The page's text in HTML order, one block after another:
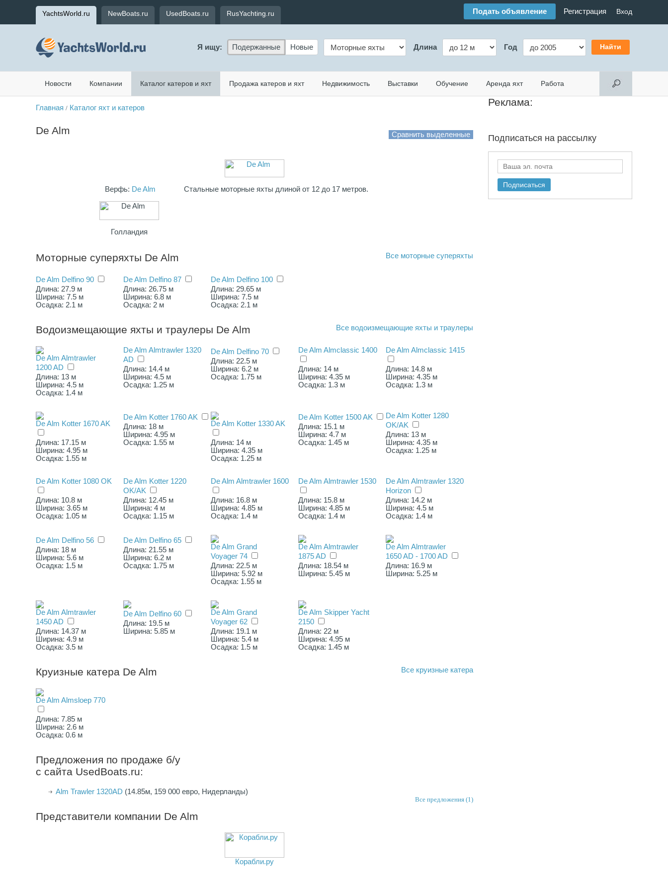
YachtsWorld.ru NewBoats.ru UsedBoats.ru RusYachting.ru Подать объявление Регистрация Вход
Я ищу: Подержанные Новые Длина Год
Новости Компании Каталог катеров и яхт Продажа катеров и яхт Недвижимость Выставки Обучение Аренда яхт Работа
Главная / Каталог яхт и катеров
De Alm
Верфь: De Alm
Голландия
Стальные моторные яхты длиной от 12 до 17 метров.
Моторные суперяхты De Alm Все моторные суперяхты
De Alm Delfino 90
Длина: 27.9 м
Ширина: 7.5 м
Осадка: 2.1 м
De Alm Delfino 87
Длина: 26.75 м
Ширина: 6.8 м
Осадка: 2 м
De Alm Delfino 100
Длина: 29.65 м
Ширина: 7.5 м
Осадка: 2.1 м
Водоизмещающие яхты и траулеры De Alm Все водоизмещающие яхты и траулеры
De Alm Almtrawler
1200 AD
Длина: 13 м
Ширина: 4.5 м
Осадка: 1.4 м
De Alm Almtrawler 1320
AD
Длина: 14.4 м
Ширина: 4.5 м
Осадка: 1.25 м
De Alm Delfino 70
Длина: 22.5 м
Ширина: 6.2 м
Осадка: 1.75 м
De Alm Almclassic 1400
Длина: 14 м
Ширина: 4.35 м
Осадка: 1.3 м
De Alm Almclassic 1415
Длина: 14.8 м
Ширина: 4.35 м
Осадка: 1.3 м
De Alm Kotter 1670 AK
Длина: 17.15 м
Ширина: 4.95 м
Осадка: 1.55 м
De Alm Kotter 1760 AK
Длина: 18 м
Ширина: 4.95 м
Осадка: 1.55 м
De Alm Kotter 1330 AK
Длина: 14 м
Ширина: 4.35 м
Осадка: 1.25 м
De Alm Kotter 1500 AK
Длина: 15.1 м
Ширина: 4.7 м
Осадка: 1.45 м
De Alm Kotter 1280
OK/AK
Длина: 13 м
Ширина: 4.35 м
Осадка: 1.25 м
De Alm Kotter 1080 OK
Длина: 10.8 м
Ширина: 3.65 м
Осадка: 1.05 м
De Alm Kotter 1220
OK/AK
Длина: 12.45 м
Ширина: 4 м
Осадка: 1.15 м
De Alm Almtrawler 1600
Длина: 16.8 м
Ширина: 4.85 м
Осадка: 1.4 м
De Alm Almtrawler 1530
Длина: 15.8 м
Ширина: 4.85 м
Осадка: 1.4 м
De Alm Almtrawler 1320
Horizon
Длина: 14.2 м
Ширина: 4.5 м
Осадка: 1.4 м
De Alm Delfino 56
Длина: 18 м
Ширина: 5.6 м
Осадка: 1.5 м
De Alm Delfino 65
Длина: 21.55 м
Ширина: 6.2 м
Осадка: 1.75 м
De Alm Grand
Voyager 74
Длина: 22.5 м
Ширина: 5.92 м
Осадка: 1.55 м
De Alm Almtrawler
1875 AD
Длина: 18.54 м
Ширина: 5.45 м
De Alm Almtrawler
1650 AD - 1700 AD
Длина: 16.9 м
Ширина: 5.25 м
De Alm Almtrawler
1450 AD
Длина: 14.37 м
Ширина: 4.9 м
Осадка: 3.5 м
De Alm Delfino 60
Длина: 19.5 м
Ширина: 5.85 м
De Alm Grand
Voyager 62
Длина: 19.1 м
Ширина: 5.4 м
Осадка: 1.5 м
De Alm Skipper Yacht
2150
Длина: 22 м
Ширина: 4.95 м
Осадка: 1.45 м
Круизные катера De Alm Все круизные катера
De Alm Almsloep 770
Длина: 7.85 м
Ширина: 2.6 м
Осадка: 0.6 м
Предложения по продаже б/у
с сайта UsedBoats.ru:
Alm Trawler 1320AD (14.85м, 159 000 евро, Нидерланды)
Все предложения (1)
Представители компании De Alm
Корабли.ру
Реклама:
Подписаться на рассылку